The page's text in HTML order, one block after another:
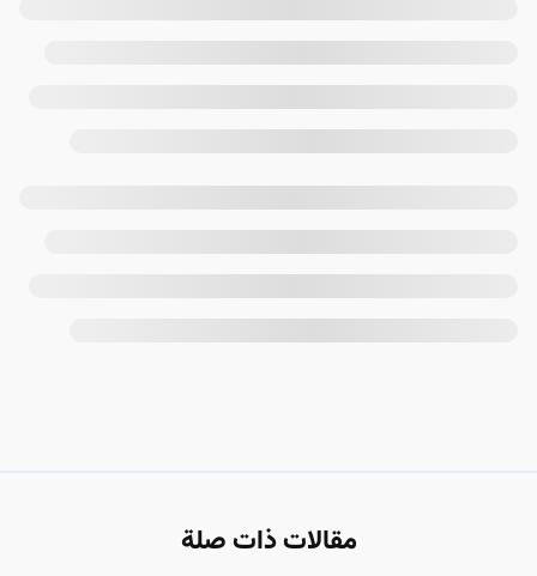
مقالات ذات صلة